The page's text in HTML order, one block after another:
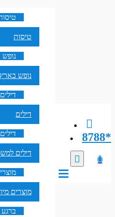
8788*
טיסות
נופש בארץ
דילים
דילים
דילים
מוצרים